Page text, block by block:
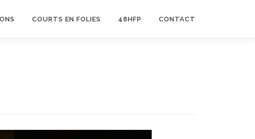
COURTS EN FOLIES 48HFP CONTACT